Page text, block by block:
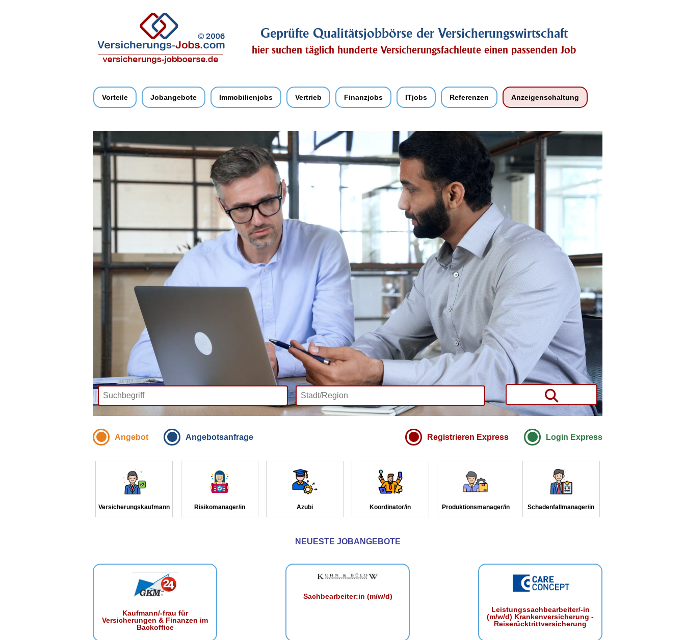
Geprüfte Qualitätsjobbörse der Versicherungswirtschaft
hier suchen täglich hunderte Versicherungsfachleute einen passenden Job
Vorteile Jobangebote Immobilienjobs Vertrieb Finanzjobs ITjobs Referenzen Anzeigenschaltung
Angebot Angebotsanfrage Registrieren Express Login Express
Versicherungskaufmann Risikomanager/in Azubi Koordinator/in Produktionsmanager/in Schadenfallmanager/in
NEUESTE JOBANGEBOTE
Kaufmann/-frau für
Versicherungen & Finanzen im
Backoffice
Sachbearbeiter:in (m/w/d)
Leistungssachbearbeiter/-in
(m/w/d) Krankenversicherung -
Reiserücktrittversicherung